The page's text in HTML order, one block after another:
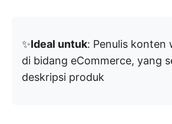
✨Ideal untuk: Penulis konten
di bidang eCommerce, yang
deskripsi produk